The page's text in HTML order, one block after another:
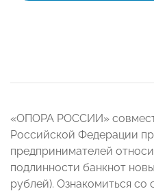
«ОПОРА РОССИИ»
Российской Федерации
предпринимателей
подлинности банкнот
рублей). Ознакомиться